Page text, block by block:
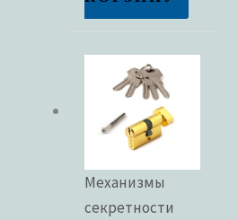
Механизмы
секретности